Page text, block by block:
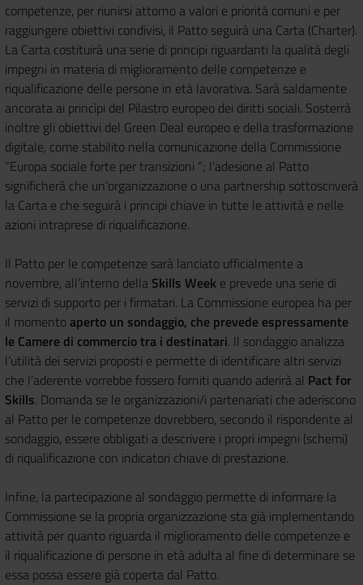
competenze, per riunirsi attorno a valori e priorità comuni e per
raggiungere obiettivi condivisi, il Patto seguirà una Carta (Charter).
La Carta costituirà una serie di principi riguardanti la qualità degli
impegni in materia di miglioramento delle competenze e
riqualificazione delle persone in età lavorativa. Sarà saldamente
ancorata ai princìpi del Pilastro europeo dei diritti sociali. Sosterrà
inoltre gli obiettivi del Green Deal europeo e della trasformazione
digitale, come stabilito nella comunicazione della Commissione
“Europa sociale forte per transizioni “; l’adesione al Patto
significherà che un’organizzazione o una partnership sottoscriverà
la Carta e che seguirà i principi chiave in tutte le attività e nelle
azioni intraprese di riqualificazione.
Il Patto per le competenze sarà lanciato ufficialmente a
novembre, all’interno della Skills Week e prevede una serie di
servizi di supporto per i firmatari. La Commissione europea ha per
il momentoaperto un sondaggio, che prevede espressamente
le Camere di commercio tra i destinatari. Il sondaggio analizza
l’utilità dei servizi proposti e permette di identificare altri servizi
che l’aderente vorrebbe fossero forniti quando aderirà al Pact for
Skills. Domanda se le organizzazioni/i partenariati che aderiscono
al Patto per le competenze dovrebbero, secondo il rispondente al
sondaggio, essere obbligati a descrivere i propri impegni (schemi)
di riqualificazione con indicatori chiave di prestazione.
Infine, la partecipazione al sondaggio permette di informare la
Commissione se la propria organizzazione sta già implementando
attività per quanto riguarda il miglioramento delle competenze e
il riqualificazione di persone in età adulta al fine di determinare se
essa possa essere già coperta dal Patto.